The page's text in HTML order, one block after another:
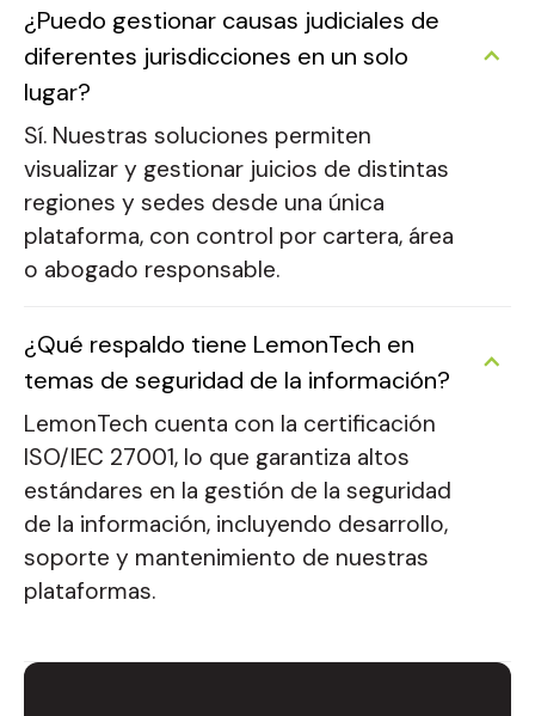
¿Puedo gestionar causas judiciales de
diferentes jurisdicciones en un solo
lugar?
Sí. Nuestras soluciones permiten
visualizar y gestionar juicios de distintas
regiones y sedes desde una única
plataforma, con control por cartera, área
o abogado responsable​.
¿Qué respaldo tiene LemonTech en
temas de seguridad de la información?
LemonTech cuenta con la certificación
ISO/IEC 27001, lo que garantiza altos
estándares en la gestión de la seguridad
de la información, incluyendo desarrollo,
soporte y mantenimiento de nuestras
plataformas.